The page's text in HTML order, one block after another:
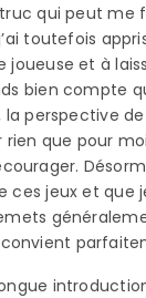
qui peut me
toutefois
et à
bien compte
la perspective
que pour
jeux et que